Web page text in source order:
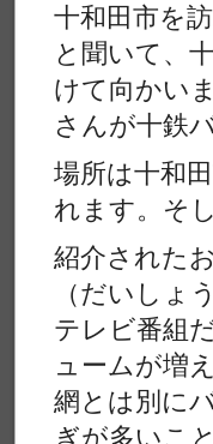
十和田市を
と聞いて、
けて向かい
さんが十鉄
場所は十和
れます。そし
紹介された
（だいしょ
テレビ番組
ュームが増
網とは別に
ぎが多いこ